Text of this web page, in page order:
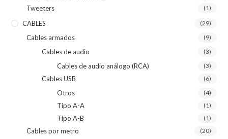
Tweeters (1)
CABLES (29)
Cables armados (9)
Cables de audio (3)
Cables de audio análogo (RCA) (3)
Cables USB (6)
Otros (4)
Tipo A-A (1)
Tipo A-B (1)
Cables por metro (20)